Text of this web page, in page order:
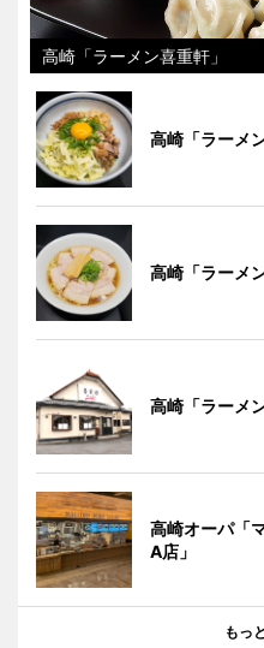
高崎「ラーメン喜重軒」
高崎「ラーメ
高崎「ラーメ
高崎「ラーメ
高崎オーパ「
A店」
もっ